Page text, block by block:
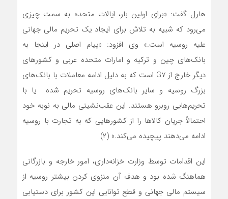
هارل گفت: «برای اولین بار، ایالات متحده به سمت چیزی‌
می‌رود که شبیه به تلاش برای ایجاد یک تحریم مالی جهانی
علیه روسیه است.» وی افزود: «پیام اصلی در اینجا به
بانک‌های چین و ترکیه و امارات متحده عربی و کشورهای
دیگر خارج از G7 است که به دلیل ادامه معاملات با بانک‌های
بزرگ روسیه و سایر بانک‌های روسیه تحریم شده یا با
تحریم‌هایی روبرو هستند. این عقب‌نشینی مالی به نوبه خود
احتمالاً جریان کالاها را از کشورهایی که به تجارت با روسیه
ادامه می‌دهند پیچیده می‌کند.» (۲)
این اقدامات توسط وزارت خزانه‌داری، امور خارجه و بازرگانی
هماهنگ شده بود و هدف آن منزوی کردن بیشتر روسیه از
سیستم مالی جهانی و قطع توانایی این کشور برای دستیابی